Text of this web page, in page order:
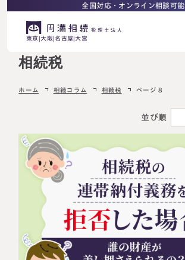
全国対応・オンライン相談可能
東京 大阪 名古屋 大宮
はじめての方へ
ご相談の流れ
選ばれる理由
よくある質問
相続が発生した方へ
相続税申告について
ご相談の流れ
料金表
相続税
ホーム 相続コラム 相続税 ページ 8
並び順